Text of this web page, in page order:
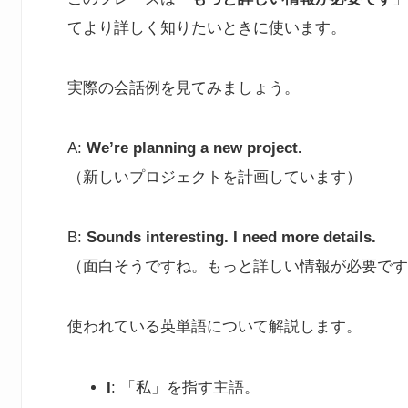
てより詳しく知りたいときに使います。
実際の会話例を見てみましょう。
A: We’re planning a new project.
（新しいプロジェクトを計画しています）
B: Sounds interesting. I need more details.
（面白そうですね。もっと詳しい情報が必要で
使われている英単語について解説します。
: 「私」を指す主語。